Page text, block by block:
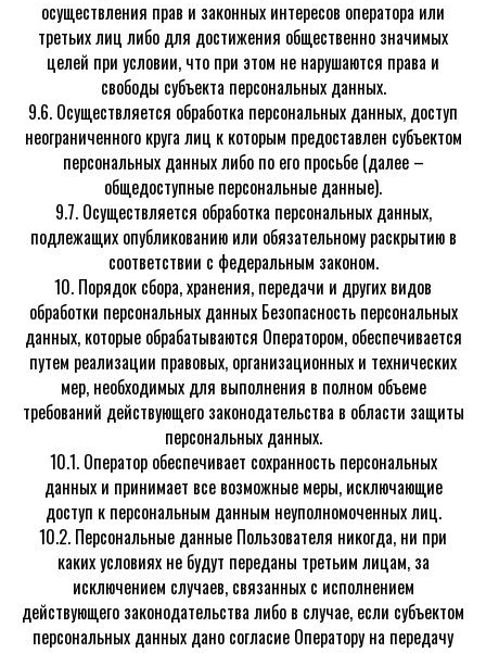
осуществления прав и законных интересов оператора или
третьих лиц либо для достижения общественно значимых
целей при условии, что при этом не нарушаются права и
свободы субъекта персональных данных.
9.6. Осуществляется обработка персональных данных, доступ
неограниченного круга лиц к которым предоставлен субъектом
персональных данных либо по его просьбе (далее –
общедоступные персональные данные).
9.7. Осуществляется обработка персональных данных,
подлежащих опубликованию или обязательному раскрытию в
соответствии с федеральным законом.
10. Порядок сбора, хранения, передачи и других видов
обработки персональных данных Безопасность персональных
данных, которые обрабатываются Оператором, обеспечивается
путем реализации правовых, организационных и технических
мер, необходимых для выполнения в полном объеме
требований действующего законодательства в области защиты
персональных данных.
10.1. Оператор обеспечивает сохранность персональных
данных и принимает все возможные меры, исключающие
доступ к персональным данным неуполномоченных лиц.
10.2. Персональные данные Пользователя никогда, ни при
каких условиях не будут переданы третьим лицам, за
исключением случаев, связанных с исполнением
действующего законодательства либо в случае, если субъектом
персональных данных дано согласие Оператору на передачу